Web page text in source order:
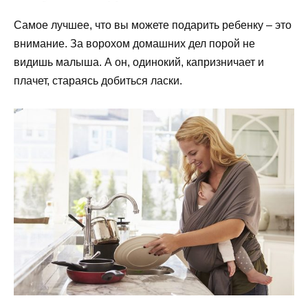
Самое лучшее, что вы можете подарить ребенку – это
внимание. За ворохом домашних дел порой не
видишь малыша. А он, одинокий, капризничает и
плачет, стараясь добиться ласки.